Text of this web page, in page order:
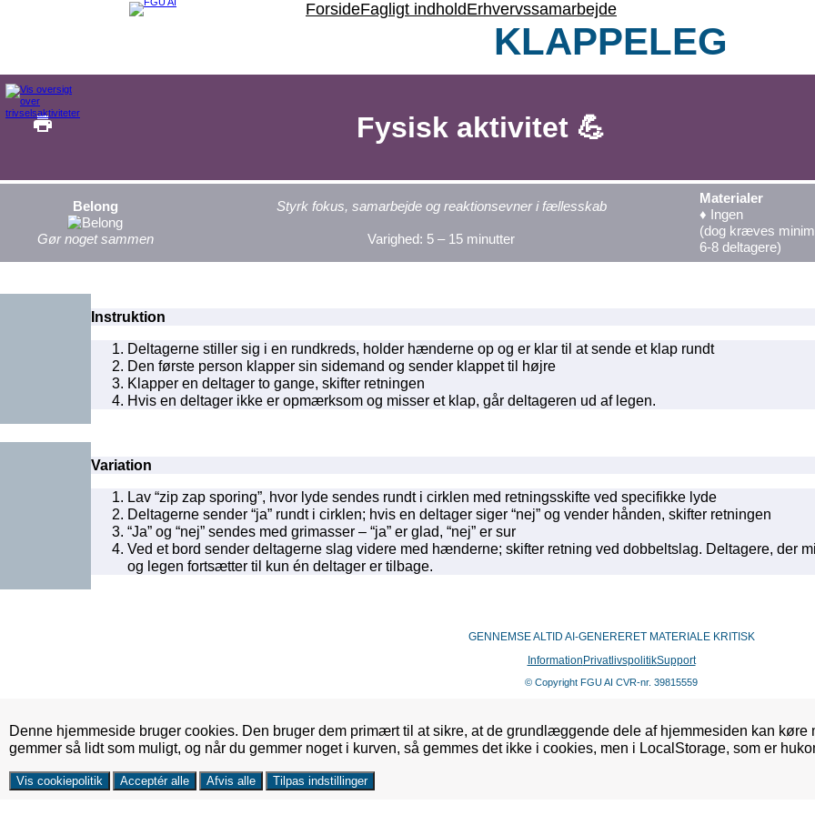
ForsideFagligt indholdErhvervssamarbejde
KLAPPELEG
Fysisk aktivitet 💪
Belong
Gør noget sammen
Styrk fokus, samarbejde og reaktionsevner i fællesskab
Varighed: 5 – 15 minutter
Materialer
♦ Ingen
(dog kræves
6-8 deltagere)
Instruktion
Deltagerne stiller sig i en rundkreds, holder hænderne op og er klar til at sende et klap rundt
Den første person klapper sin sidemand og sender klappet til højre
Klapper en deltager to gange, skifter retningen
Hvis en deltager ikke er opmærksom og misser et klap, går deltageren ud af legen.
Variation
Lav “zip zap sporing”, hvor lyde sendes rundt i cirklen med retningsskifte ved specifikke lyde
Deltagerne sender “ja” rundt i cirklen; hvis en deltager siger “nej” og vender hånden, skifter retningen
“Ja” og “nej” sendes med grimasser – “ja” er glad, “nej” er sur
Ved et bord sender deltagerne slag videre med hænderne; skifter retning ved dobbeltslag. Deltagere, der
og legen fortsætter til kun én deltager er tilbage.
GENNEMSE ALTID AI-GENERERET MATERIALE KRITISK
Information PrivatlivspolitikSupport
© Copyright FGU AI CVR-nr. 39815559
Denne hjemmeside bruger cookies. Den bruger dem primært til at sikre, at de grundlæggende dele af hjemmesiden kan
gemmer så lidt som muligt, og når du gemmer noget i kurven, så gemmes det ikke i cookies, men i LocalStorage, som er
Vis cookiepolitik Acceptér alle Afvis alle Tilpas indstillinger